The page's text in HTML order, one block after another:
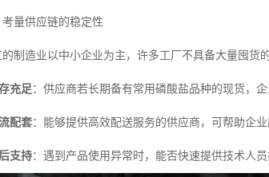
考量供应链的稳定性
的制造业以中小企业为主，许多工厂不具备大量囤货
充足 ：供应商若长期备有常用磷酸盐品种的现货，企
配套：能够提供高效配送服务的供应商，可帮助企
支持：遇到产品使用异常时，能否快速提供技术人